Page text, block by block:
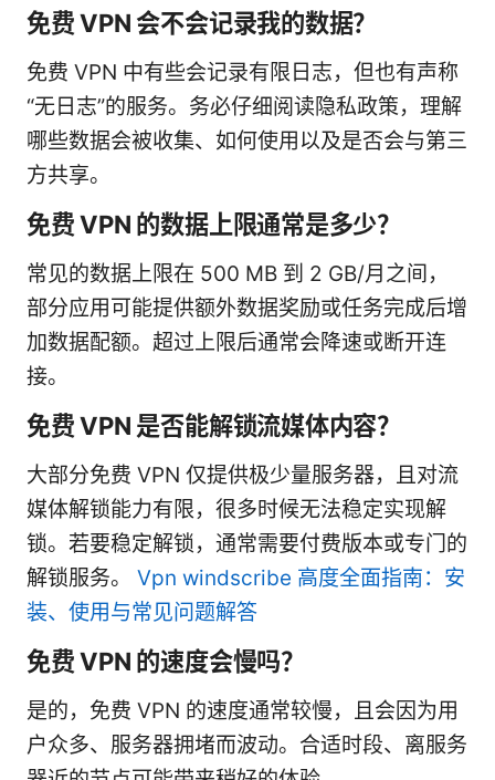
免费 VPN 会不会记录我的数据？
免费 VPN 中有些会记录有限日志，但也有声称
“无日志”的服务。务必仔细阅读隐私政策，理解
哪些数据会被收集、如何使用以及是否会与第三
方共享。
免费 VPN 的数据上限通常是多少？
常见的数据上限在 500 MB 到 2 GB/月之间，
部分应用可能提供额外数据奖励或任务完成后增
加数据配额。超过上限后通常会降速或断开连
接。
免费 VPN 是否能解锁流媒体内容？
大部分免费 VPN 仅提供极少量服务器，且对流
媒体解锁能力有限，很多时候无法稳定实现解
锁。若要稳定解锁，通常需要付费版本或专门的
解锁服务。 Vpn windscribe 高度全面指南：安
装、使用与常见问题解答
免费 VPN 的速度会慢吗？
是的，免费 VPN 的速度通常较慢，且会因为用
户众多、服务器拥堵而波动。合适时段、离服务